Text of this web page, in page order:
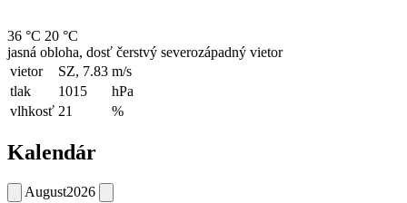
36 °C 20 °C
jasná obloha, dosť čerstvý severozápadný vietor
vietor
SZ, 7.83 m/s
tlak
1015
hPa
vlhkosť 21 %
Kalendár
August2026